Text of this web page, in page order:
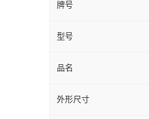
牌号
型号
品名
外形尺寸